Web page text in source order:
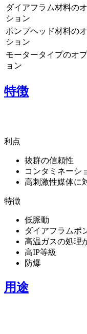
ダイアフラム材料の
ション
ポンプヘッド材料の
ション
モータータイプのオ
ョン
特徴
利点
抜群の信頼性
コンタミネーシ
高刺激性媒体に
特徴
低脈動
ダイアフラムポ
高温ガスの処理
高IP等級
防爆
用途